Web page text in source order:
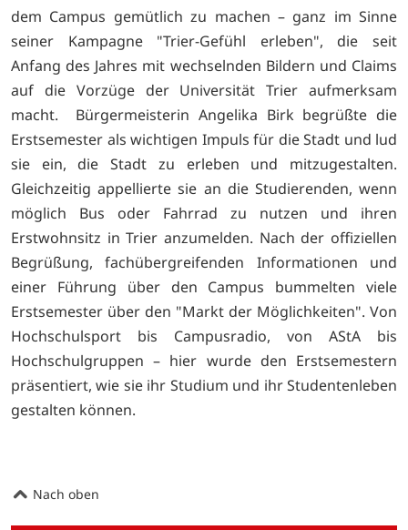
dem Campus gemütlich zu machen – ganz im Sinne
seiner Kampagne "Trier-Gefühl erleben", die seit
Anfang des Jahres mit wechselnden Bildern und Claims
auf die Vorzüge der Universität Trier aufmerksam
macht. Bürgermeisterin Angelika Birk begrüßte die
Erstsemester als wichtigen Impuls für die Stadt und lud
sie ein, die Stadt zu erleben und mitzugestalten.
Gleichzeitig appellierte sie an die Studierenden, wenn
möglich Bus oder Fahrrad zu nutzen und ihren
Erstwohnsitz in Trier anzumelden. Nach der offiziellen
Begrüßung, fachübergreifenden Informationen und
einer Führung über den Campus bummelten viele
Erstsemester über den "Markt der Möglichkeiten". Von
Hochschulsport bis Campusradio, von AStA bis
Hochschulgruppen – hier wurde den Erstsemestern
präsentiert, wie sie ihr Studium und ihr Studentenleben
gestalten können.
Nach oben